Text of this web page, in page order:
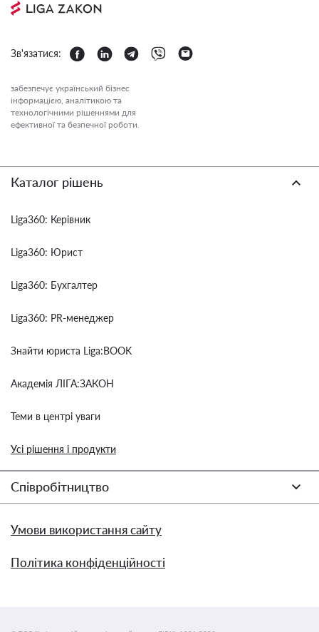
Зв'язатися:
забезпечує український бізнес
інформацією, аналітикою та
технологічними рішеннями для
ефективної та безпечної роботи.
Каталог рішень
Liga360: Керівник
Liga360: Юрист
Liga360: Бухгалтер
Liga360: PR-менеджер
Знайти юриста Liga:BOOK
Академія ЛІГА:ЗАКОН
Теми в центрі уваги
Усі рішення і продукти
Співробітництво
Умови використання сайту
Політика конфіденційності